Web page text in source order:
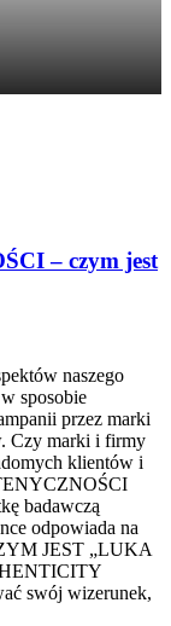
– czym jest
naszego
sposobie
przez marki
Czy marki i firmy
klientów i
badawczą
odpowiada na
JEST „LUKA
swój wizerunek,